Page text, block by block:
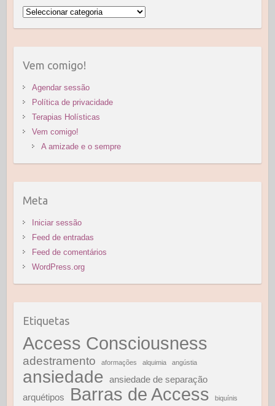
O
Vem comigo!
Agendar sessão
Política de privacidade
Terapias Holísticas
Vem comigo!
A amizade e o sempre
Meta
Iniciar sessão
Feed de entradas
Feed de comentários
WordPress.org
Etiquetas
Access Consciousness
adestramento aformações alquimia angústia
ansiedade ansiedade de separação
arquétipos
Barras de Access biquínis